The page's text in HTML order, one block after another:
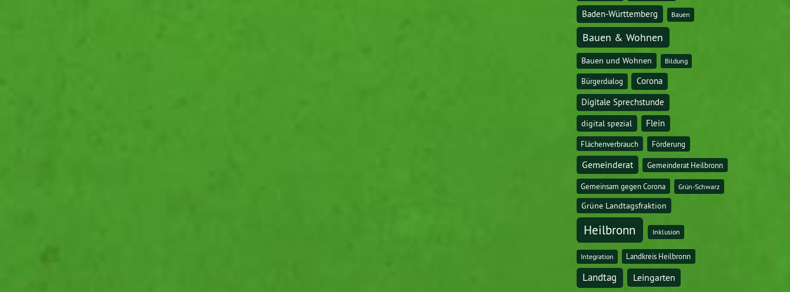
Baden-Württemberg Bauen
Bauen & Wohnen
Bauen und Wohnen Bildung
Bürgerdialog Corona
Digitale Sprechstunde
digital spezial
Flein
Flächenverbrauch Förderung
Gemeinderat Gemeinderat Heilbronn
Gemeinsam gegen Corona Grün-Schwarz
Grüne Landtagsfraktion
Heilbronn Inklusion
Integration Landkreis Heilbronn
Landtag Leingarten